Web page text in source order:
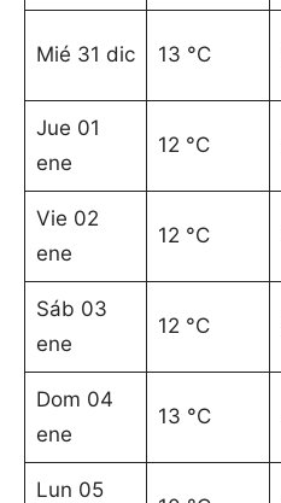
Mié 31 dic 13 °C
Jue 01
ene
12 °C
Vie 02
ene
12 °C
Sáb 03
ene
12 °C
Dom 04
ene
13 °C
Lun 05